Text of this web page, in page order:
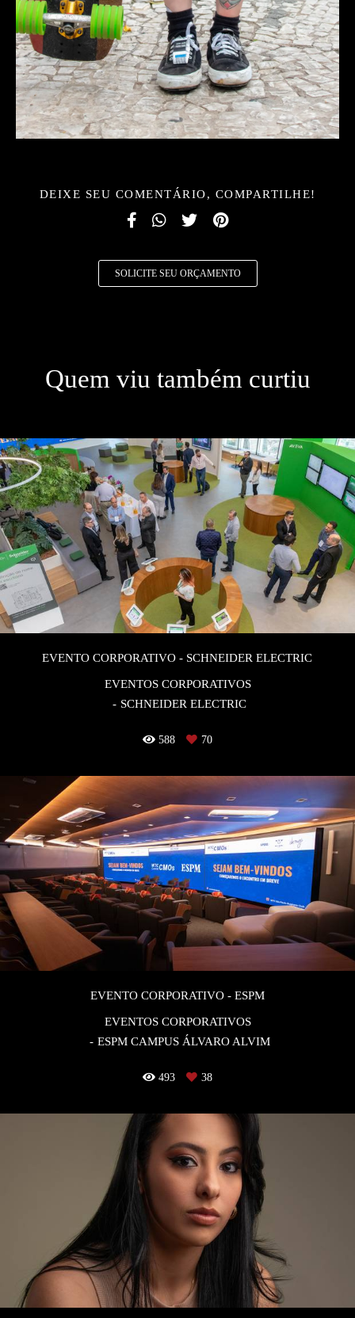
DEIXE SEU COMENTÁRIO, COMPARTILHE!
SOLICITE SEU ORÇAMENTO
Quem viu também curtiu
EVENTO CORPORATIVO - SCHNEIDER ELECTRIC
EVENTOS CORPORATIVOS
SCHNEIDER ELECTRIC
588 70
EVENTO CORPORATIVO - ESPM
EVENTOS CORPORATIVOS
ESPM CAMPUS ÁLVARO ALVIM
493 38